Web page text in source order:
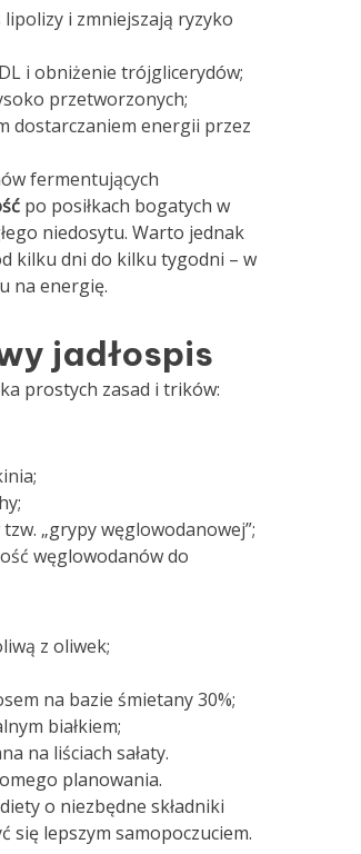
i zmniejszają ryzyko
i obniżenie trójglicerydów;
przetworzonych;
dostarczaniem energii przez
fermentujących
po posiłkach bogatych w
niedosytu. Warto jednak
kilku dni do kilku tygodni – w
na energię.
jadłospis
prostych zasad i trików:
„grypy węglowodanowej”;
węglowodanów do
z oliwek;
na bazie śmietany 30%;
białkiem;
na liściach sałaty.
planowania.
o niezbędne składniki
się lepszym samopoczuciem.